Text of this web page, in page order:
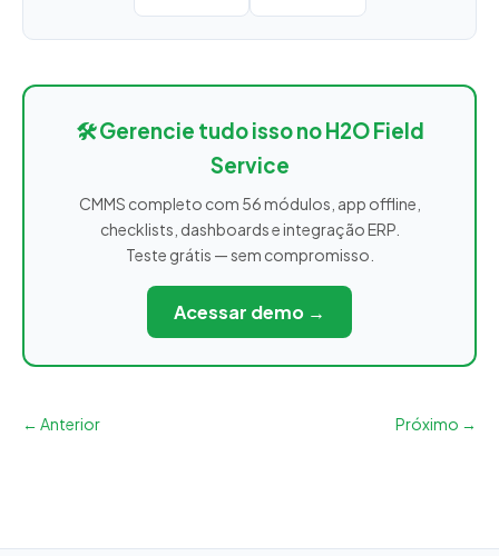
🛠️ Gerencie tudo isso no H2O Field
Service
CMMS completo com 56 módulos, app offline,
checklists, dashboards e integração ERP.
Teste grátis — sem compromisso.
Acessar demo →
← Anterior Próximo →